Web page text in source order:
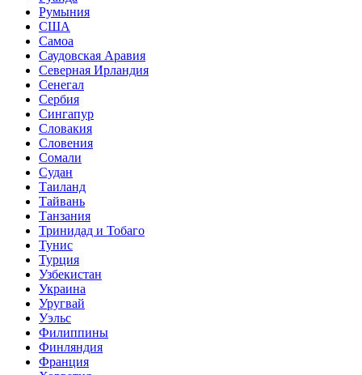
Румыния
США
Самоа
Саудовская Аравия
Северная Ирландия
Сенегал
Сербия
Сингапур
Словакия
Словения
Сомали
Судан
Таиланд
Тайвань
Танзания
Тринидад и Тобаго
Тунис
Турция
Узбекистан
Украина
Уругвай
Уэльс
Филиппины
Финляндия
Франция